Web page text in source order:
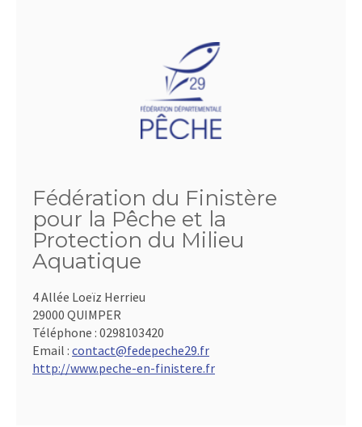
Fédération du Finistère
pour la Pêche et la
Protection du Milieu
Aquatique
4 Allée Loeïz Herrieu
29000 QUIMPER
Téléphone : 0298103420
Email : contact@fedepeche29.fr
http://www.peche-en-finistere.fr